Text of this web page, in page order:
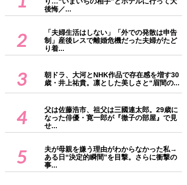
後悔／...
2
「夫婦生活はしない」「外での発散は申告
制」産後レスで離婚危機だった夫婦がたど
り着...
3
朝ドラ、大河とNHK作品で存在感を増す30
歳・井上祐貴。凛とした美しさと“眉間の...
4
父は佐藤浩市、祖父は三國連太郎。29歳に
なった俳優・寛一郎が『徹子の部屋』で見
せ...
5
夫が母親を嫌う理由がわからなかった私→
ある日“決定的瞬間”を目撃。さらに衝撃の
事...